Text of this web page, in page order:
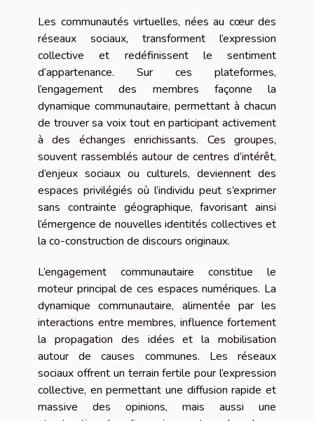
Les communautés virtuelles, nées au cœur des
réseaux sociaux, transforment l’expression
collective et redéfinissent le sentiment
d’appartenance. Sur ces plateformes,
l’engagement des membres façonne la
dynamique communautaire, permettant à chacun
de trouver sa voix tout en participant activement
à des échanges enrichissants. Ces groupes,
souvent rassemblés autour de centres d’intérêt,
d’enjeux sociaux ou culturels, deviennent des
espaces privilégiés où l’individu peut s’exprimer
sans contrainte géographique, favorisant ainsi
l’émergence de nouvelles identités collectives et
la co-construction de discours originaux.
L’engagement communautaire constitue le
moteur principal de ces espaces numériques. La
dynamique communautaire, alimentée par les
interactions entre membres, influence fortement
la propagation des idées et la mobilisation
autour de causes communes. Les réseaux
sociaux offrent un terrain fertile pour l’expression
collective, en permettant une diffusion rapide et
massive des opinions, mais aussi une